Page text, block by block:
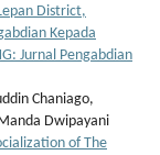
District,
Kepada
Jurnal Pengabdian
Chaniago,
Dwipayani
of The